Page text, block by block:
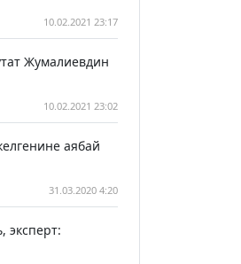
10.02.2021 23:17
Жумалиевдин
10.02.2021 23:02
аябай
31.03.2020 4:20